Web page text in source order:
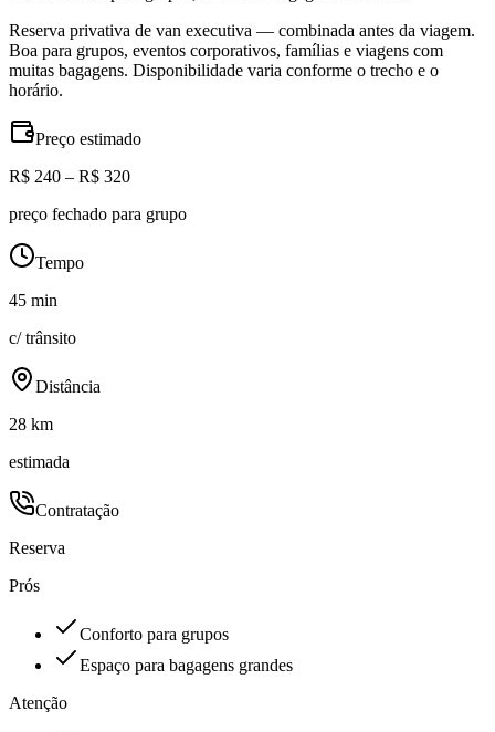
Reserva privativa de van executiva — combinada antes da viagem.
Boa para grupos, eventos corporativos, famílias e viagens com
muitas bagagens. Disponibilidade varia conforme o trecho e o
horário.
Preço estimado
R$ 240 – R$ 320
preço fechado para grupo
Tempo
45 min
c/ trânsito
Distância
28 km
estimada
Contratação
Reserva
Prós
Conforto para grupos
Espaço para bagagens grandes
Atenção